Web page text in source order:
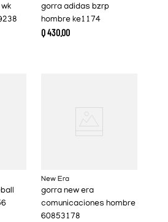
gorra adidas bzrp
hombre ke1174
Q430.00
New Era
gorra new era
comunicaciones hombre
60853178